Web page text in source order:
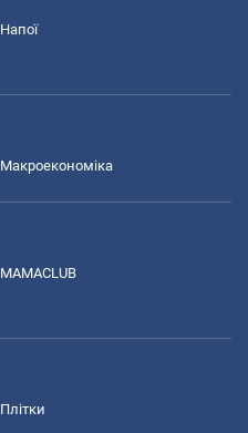
Напої
Макроекономіка
MAMACLUB
Плітки